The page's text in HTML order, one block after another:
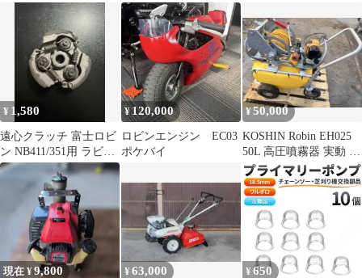
ブレター ロビン EF7H
EY08 Robin(ロビン）互
換品 スバルロビン用キ
ャブレター ロビン
EY08
ENGINE 第11弾 ロビ
ン
¥ 1,580
遠心クラッチ 富士ロビ
ン NB411/351用 ラビッ
ト NB4100
¥120,000
ロビンエンジン EC03
ポケバイ
¥50,000
KOSHIN Robin EH025
50L 高圧噴霧器 実動 引
き取り
現在 ¥9,800 ¥63,000 ¥ 650